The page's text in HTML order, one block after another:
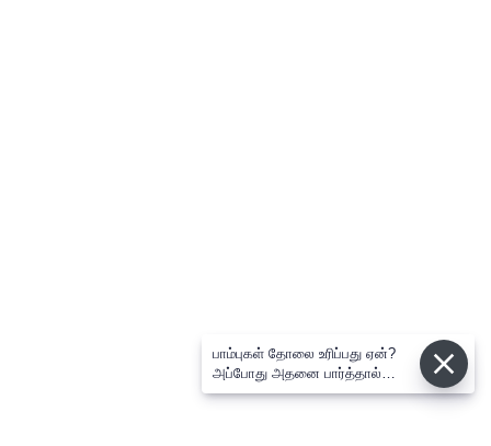
பாம்புகள் தோலை உரிப்பது ஏன்?
அப்போது அதனை பார்த்தால்
பழிவாங்குமா?